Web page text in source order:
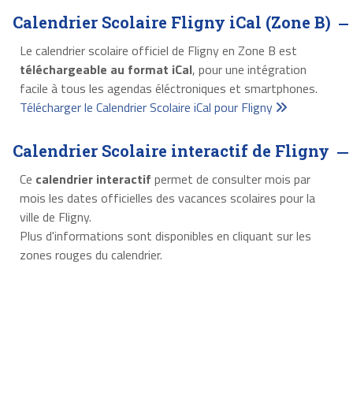
Calendrier Scolaire Fligny iCal (Zone B)
Le calendrier scolaire officiel de Fligny en Zone B est
téléchargeable au format iCal, pour une intégration
facile à tous les agendas éléctroniques et smartphones.
Télécharger le Calendrier Scolaire iCal pour Fligny
Calendrier Scolaire interactif de Fligny
Ce calendrier interactif permet de consulter mois par
mois les dates officielles des vacances scolaires pour la
ville de Fligny.
Plus d'informations sont disponibles en cliquant sur les
zones rouges du calendrier.